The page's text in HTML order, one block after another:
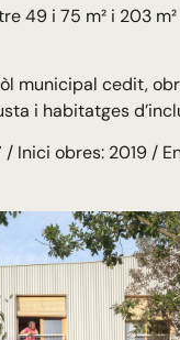
49 i 75 m² i 203 m²
municipal cedit,
i habitatges
/ Inici obres: 2019 /